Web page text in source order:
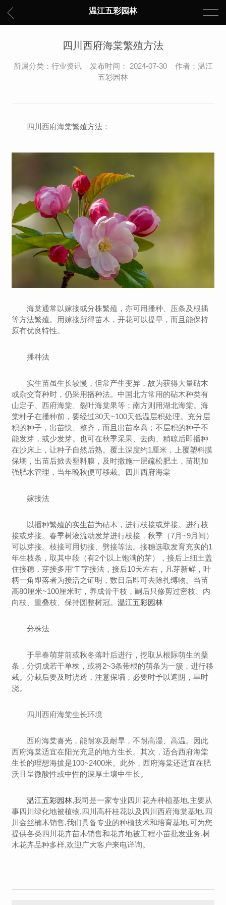
温江五彩园林
四川西府海棠繁殖方法
所属分类：行业资讯 发布时间： 2024-07-30 作者：温江
五彩园林
四川西府海棠繁殖方法：
海棠通常以嫁接或分株繁殖，亦可用播种、压条及根插
等方法繁殖。用嫁接所得苗木，开花可以提早，而且能保持
原有优良特性。
播种法
实生苗虽生长较慢，但常产生变异，故为获得大量砧木
或杂交育种时，仍采用播种法。中国北方常用的砧木种类有
山定子、西府海棠、裂叶海棠果等；南方则用湖北海棠。海
棠种子在播种前，要经过30天~100天低温层积处理。充分层
积的种子，出苗快、整齐，而且出苗率高；不层积的种子不
能发芽，或少发芽。也可在秋季采果、去肉、稍晾后即播种
在沙床上，让种子自然后熟。覆土深度约1厘米，上覆塑料膜
保墒，出苗后掀去塑料膜，及时撒施一层疏松肥土，苗期加
强肥水管理，当年晚秋便可移栽。四川西府海棠
嫁接法
以播种繁殖的实生苗为砧木，进行枝接或芽接。进行枝
接或芽接。春季树液流动发芽进行枝接，秋季（7月~9月间）
可以芽接。枝接可用切接、劈接等法。接穗选取发育充实的1
年生枝条，取其中段（有2个以上饱满的芽），接后上细土盖
住接穗，芽接多用“T”字接法，接后10天左右，凡芽新鲜，叶
柄一角即落者为接活之证明，数日后即可去除扎缚物。当苗
高80厘米~100厘米时，养成骨干枝，嗣后只修剪过密枝、内
向枝、重叠枝、保持圆整树冠。温江五彩园林
分株法
于早春萌芽前或秋冬落叶后进行，挖取从根际萌生的蘖
条，分切成若干单株，或将2~3条带根的萌条为一簇，进行移
栽。分栽后要及时浇透，注意保墒，必要时予以遮阴，旱时
浇。
四川西府海棠生长环境
西府海棠喜光，能耐寒及耐旱，不耐高湿、高温。因此
西府海棠适宜在阳光充足的地方生长。其次，适合西府海棠
生长的理想海拔是100~2400米。此外，西府海棠还适宜在肥
沃且呈微酸性或中性的深厚土壤中生长。
温江五彩园林,我司是一家专业四川花卉种植基地,主要从
事四川绿化地被植物,四川高杆桂花以及四川西府海棠基地,四
川金丝楠木销售,我们具备专业的种植技术和培育基地,可为您
提供各类四川花卉苗木销售和花卉地被工程小苗批发业务,树
木花卉品种多样,欢迎广大客户来电详询。